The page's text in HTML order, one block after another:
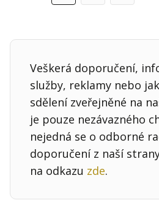
Veškerá doporučení,
služby, reklamy nebo
sdělení zveřejněné na
je pouze nezávazného
nejedná se o odborné
doporučení z naší
na odkazu zde.